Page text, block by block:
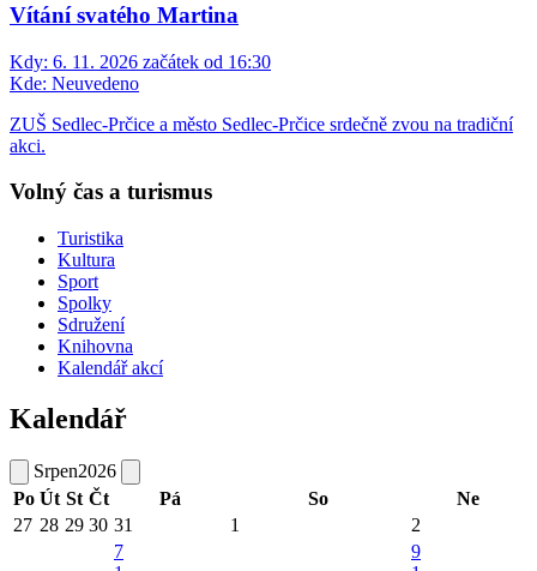
Vítání svatého Martina
Kdy: 6. 11. 2026 začátek od 16:30
Kde: Neuvedeno
ZUŠ Sedlec-Prčice a město Sedlec-Prčice srdečně zvou na tradiční
akci.
Volný čas a turismus
Turistika
Kultura
Sport
Spolky
Sdružení
Knihovna
Kalendář akcí
Kalendář
Srpen2026
Po Út St Čt Pá So
Ne
27 28 29 30 31 1 2
7
9